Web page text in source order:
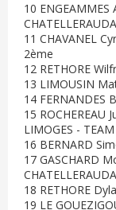
10 ENGEAMMES
11 CHAVANEL
2ème
12 RETHORE
13 LIMOUSIN
14 FERNANDES
15 ROCHEREAU
LIMOGES -
16 BERNARD
17 GASCHARD
18 RETHORE
19 LE